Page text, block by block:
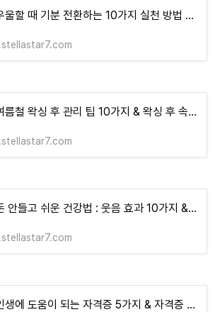
우울할 때 기분 전환하는 10가지 실천 방법 & 우울한 이유를 모를 때 대처법
여름철 왁싱 후 관리 팁 10가지 & 왁싱 후 속털과 색소침착 대처방법
돈 안들고 쉬운 건강법 : 웃음 효과 10가지 & 웃음 실천 3가지 방법
인생에 도움이 되는 자격증 5가지 & 자격증 공부를 효율적으로 하는 방법